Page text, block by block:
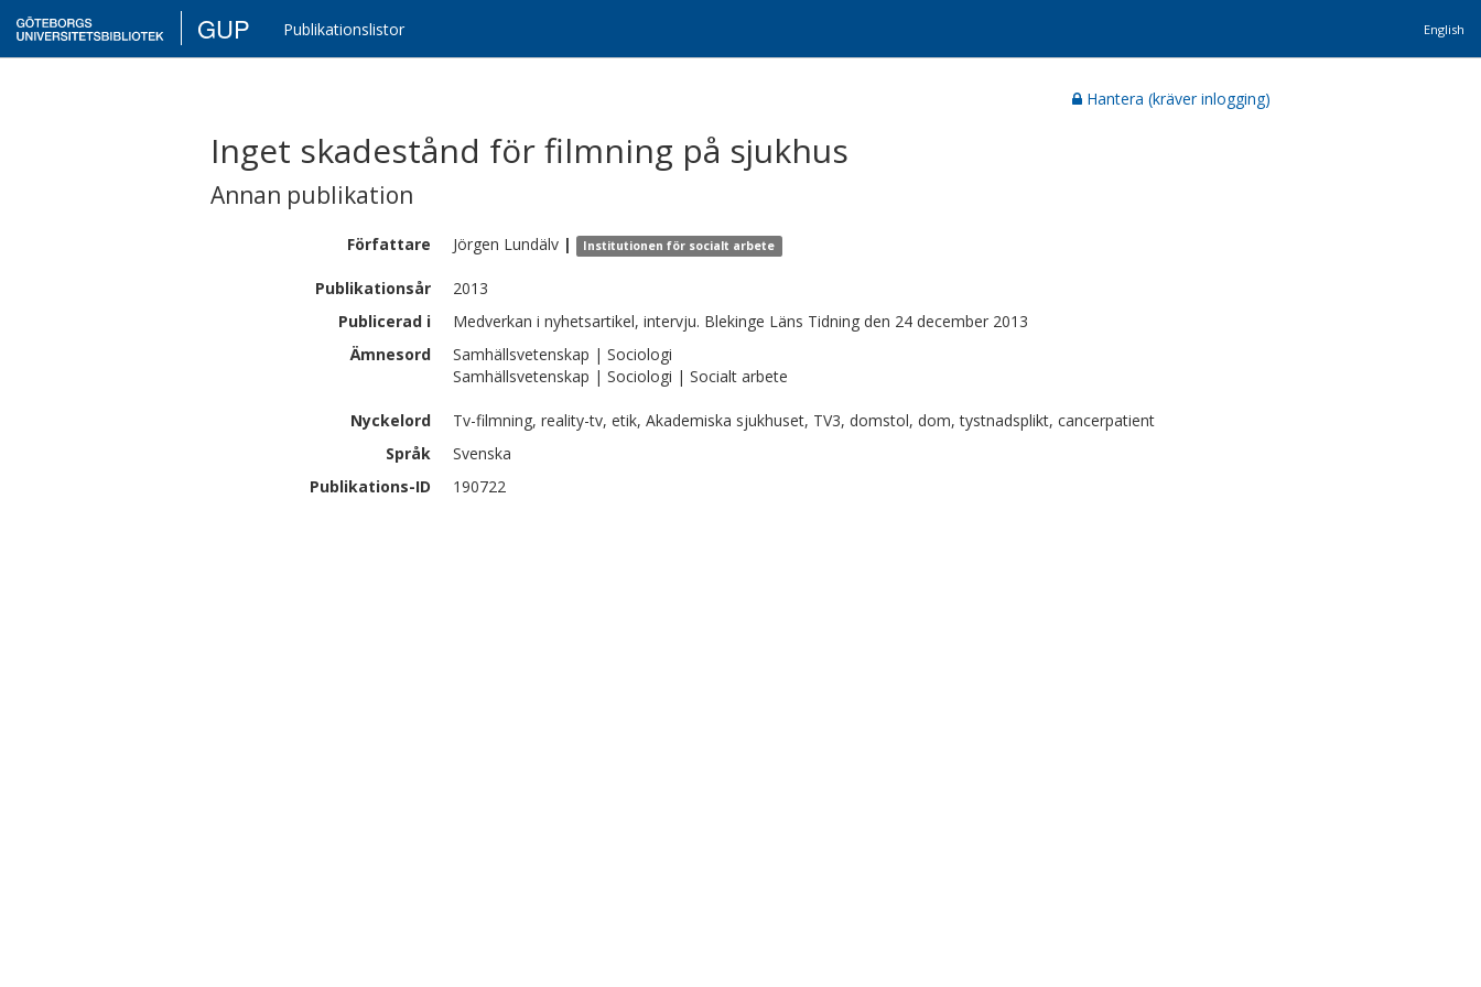
GUP Publikationslistor English
Hantera (kräver inlogging)
Inget skadestånd för filmning på sjukhus
Annan publikation
Författare Jörgen Lundälv | Institutionen för socialt arbete
Publikationsår
2013
Publicerad i
Medverkan i nyhetsartikel, intervju. Blekinge Läns Tidning den 24 december 2013
Ämnesord
Samhällsvetenskap | Sociologi
Samhällsvetenskap | Sociologi | Socialt arbete
Nyckelord
Tv-filmning, reality-tv, etik, Akademiska sjukhuset, TV3, domstol, dom, tystnadsplikt, cancerpatient
Språk
Svenska
Publikations-ID
190722